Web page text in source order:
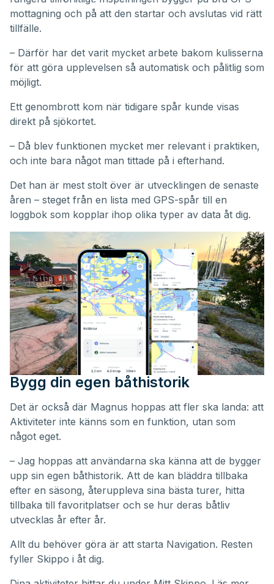
mottagning och på att den startar och avslutas vid rätt
tillfälle.
– Därför har det varit mycket arbete bakom kulisserna
för att göra upplevelsen så automatisk och pålitlig som
möjligt.
Ett genombrott kom när tidigare spår kunde visas
direkt på sjökortet.
– Då blev funktionen mycket mer relevant i praktiken,
och inte bara något man tittade på i efterhand.
Det han är mest stolt över är utvecklingen de senaste
åren – steget från en lista med GPS-spår till en
loggbok som kopplar ihop olika typer av data åt dig.
Bygg din egen båthistorik
Det är också där Magnus hoppas att fler ska landa: att
Aktiviteter inte känns som en funktion, utan som
något eget.
– Jag hoppas att användarna ska känna att de bygger
upp sin egen båthistorik. Att de kan bläddra tillbaka
efter en säsong, återuppleva sina bästa turer, hitta
tillbaka till favoritplatser och se hur deras båtliv
utvecklas år efter år.
Allt du behöver göra är att starta Navigation. Resten
fyller Skippo i åt dig.